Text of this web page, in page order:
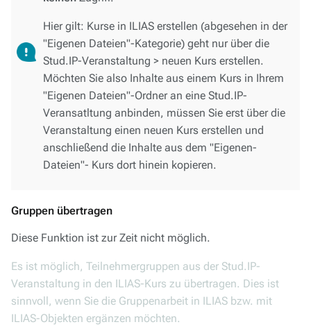
Hier gilt: Kurse in ILIAS erstellen (abgesehen in der
"Eigenen Dateien"-Kategorie) geht nur über die
Stud.IP-Veranstaltung > neuen Kurs erstellen.
Möchten Sie also Inhalte aus einem Kurs in Ihrem
"Eigenen Dateien"-Ordner an eine Stud.IP-
Veransatltung anbinden, müssen Sie erst über die
Veranstaltung einen neuen Kurs erstellen und
anschließend die Inhalte aus dem "Eigenen-
Dateien"- Kurs dort hinein kopieren.
Gruppen übertragen
Diese Funktion ist zur Zeit nicht möglich.
Es ist möglich, Teilnehmergruppen aus der Stud.IP-
Veranstaltung in den ILIAS-Kurs zu übertragen. Dies ist
sinnvoll, wenn Sie die Gruppenarbeit in ILIAS bzw. mit
ILIAS-Objekten ergänzen möchten.